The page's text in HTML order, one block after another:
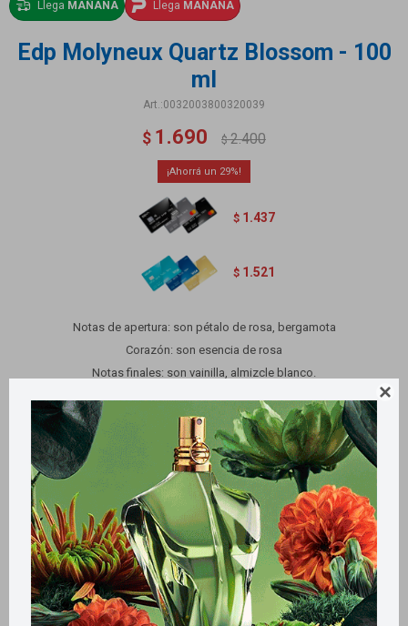

Llega MAÑANA Llega MAÑANA
Edp Molyneux Quartz Blossom - 100
ml
0032003800320039
$ 1.690 $ 2.400
29
$ 1.437
$ 1.521
Notas de apertura: son pétalo de rosa, bergamota
Corazón: son esencia de rosa
Notas finales: son vainilla, almizcle blanco.
Variantes:
Métodos y costos de envío
Retiros gratuitos en tiendas